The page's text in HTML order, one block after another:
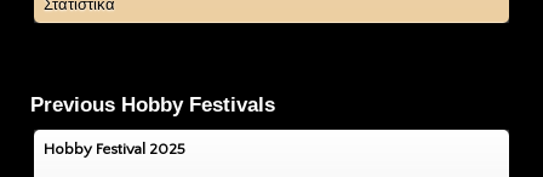
Στατιστικά
Previous Hobby Festivals
Hobby Festival 2025